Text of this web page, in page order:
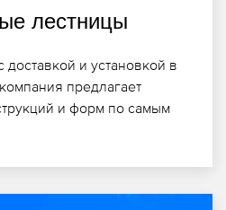
лестницы
и установкой в
предлагает
и форм по самым